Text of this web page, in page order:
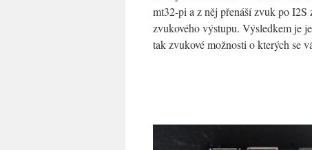
mt32-pi a z něj přenáší zvuk po
zvukového výstupu. Výsledkem je
tak zvukové možnosti o kterých se